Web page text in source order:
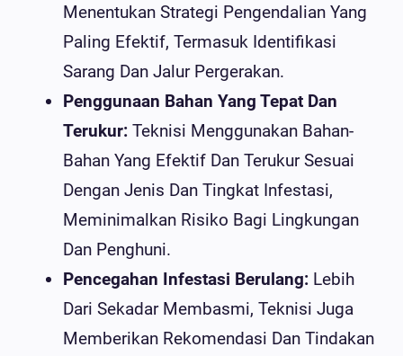
Menentukan Strategi Pengendalian Yang
Paling Efektif, Termasuk Identifikasi
Sarang Dan Jalur Pergerakan.
Penggunaan Bahan Yang Tepat Dan
Terukur: Teknisi Menggunakan Bahan-
Bahan Yang Efektif Dan Terukur Sesuai
Dengan Jenis Dan Tingkat Infestasi,
Meminimalkan Risiko Bagi Lingkungan
Dan Penghuni.
Pencegahan Infestasi Berulang: Lebih
Dari Sekadar Membasmi, Teknisi Juga
Memberikan Rekomendasi Dan Tindakan